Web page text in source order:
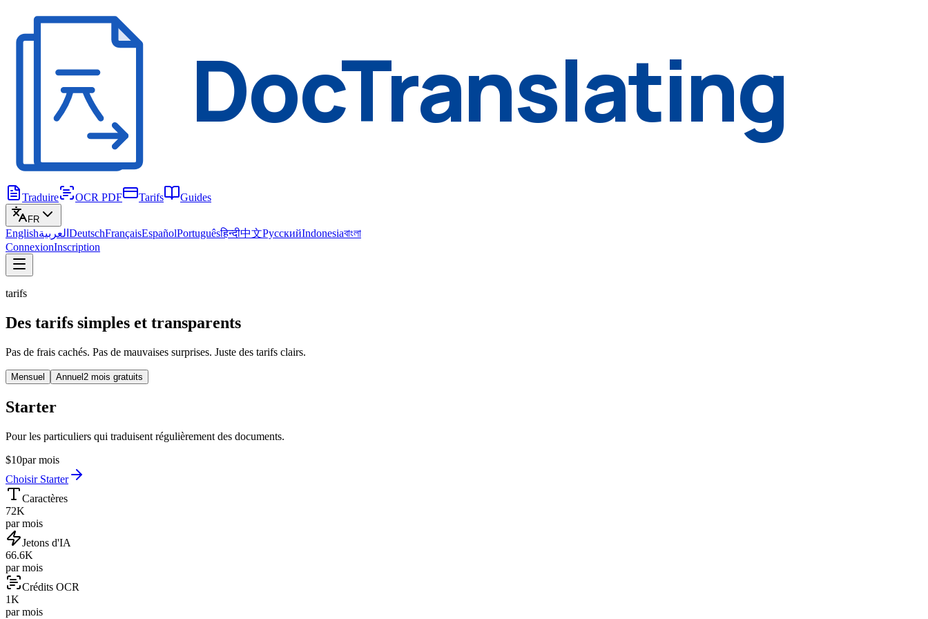
DocTranslating
Traduire OCR PDF Tarifs Guides
FR
Englishالعربية DeutschFrançaisEspañolPortuguêsहिन्दी中文РусскийIndonesiaবাংলা
ConnexionInscription
tarifs
Des tarifs simples et transparents
Pas de frais cachés. Pas de mauvaises surprises. Juste des tarifs clairs.
Mensuel Annuel 2 mois gratuits
Starter
Pour les particuliers qui traduisent régulièrement des documents.
$10par mois
Choisir Starter
Caractères
72K
par mois
Jetons d'IA
66.6K
par mois
Crédits OCR
1K
par mois